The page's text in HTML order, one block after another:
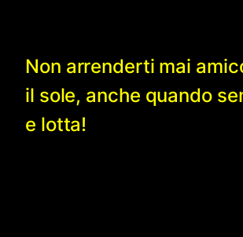
Non arrenderti mai
il sole, anche quando
e lotta!